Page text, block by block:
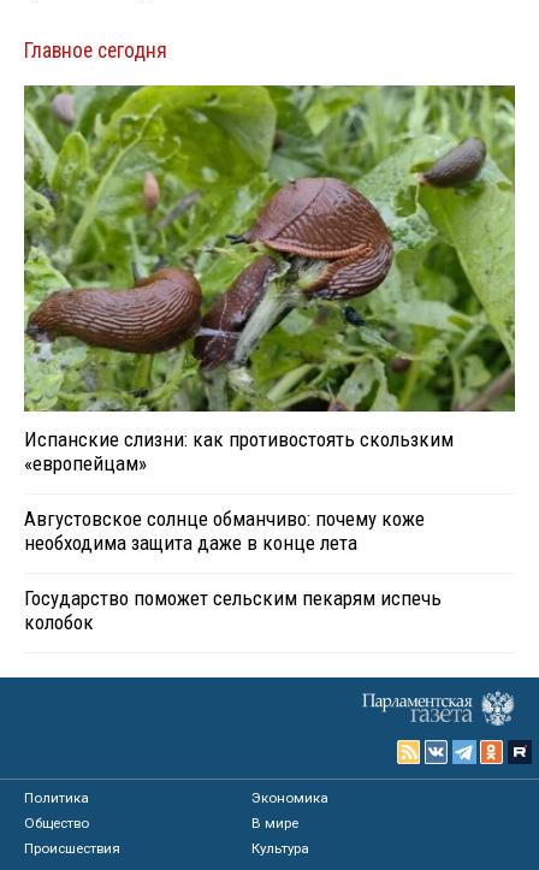
Главное сегодня
Испанские слизни: как противостоять скользким
«европейцам»
Августовское солнце обманчиво: почему коже
необходима защита даже в конце лета
Государство поможет сельским пекарям испечь
колобок
Политика
Экономика
Общество
В мире
Происшествия
Культура